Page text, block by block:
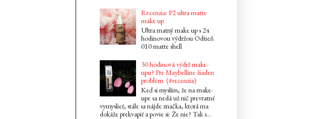
Recenzia: P2 ultra matte
make up
Ultra matný make up s 24
hodinovou výdržou Odtieň
010 matte shell
30 hodinová výdrž make-
upu? Pre Maybelline žiaden
problém. (#recenzia)
Keď si myslím, že na make-
upe sa nedá už nič prevratné
vymyslieť, stále sa nájde značka, ktorá ma
dokáže prekvapiť a povie si: Že nie? Tak s...